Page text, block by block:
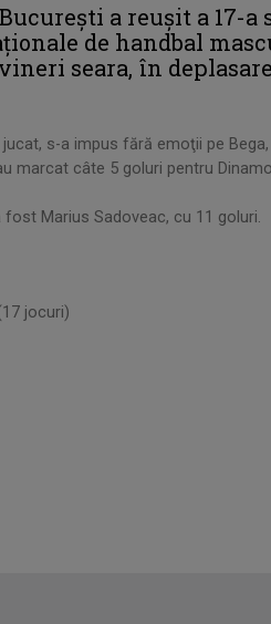
a reuşit a 17-
de handbal
seara, în
s-a impus fără emoţii pe
marcat câte 5 goluri pentru
Marius Sadoveac, cu 11 goluri.
jocuri)